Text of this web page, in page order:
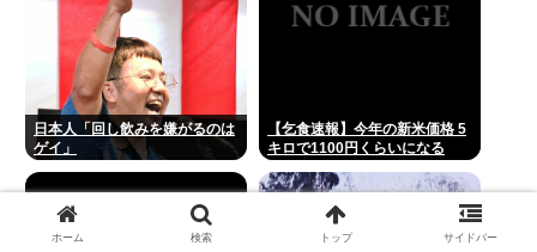
日本人「回し飲みを嫌がるのは
ゲイ」
【乞食速報】今年の新米価格 5
キロで1100円くらいになる
ホーム 検索 トップ サイドバー